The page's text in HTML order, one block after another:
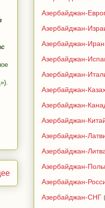
Азербайджан-
Азербайджан-
Азербайджан-Иран
Азербайджан-
Азербайджан-
Азербайджан-
Азербайджан-
Азербайджан-
Азербайджан-
Азербайджан-
Азербайджан-
Азербайджан-
Азербайджан-СНГ